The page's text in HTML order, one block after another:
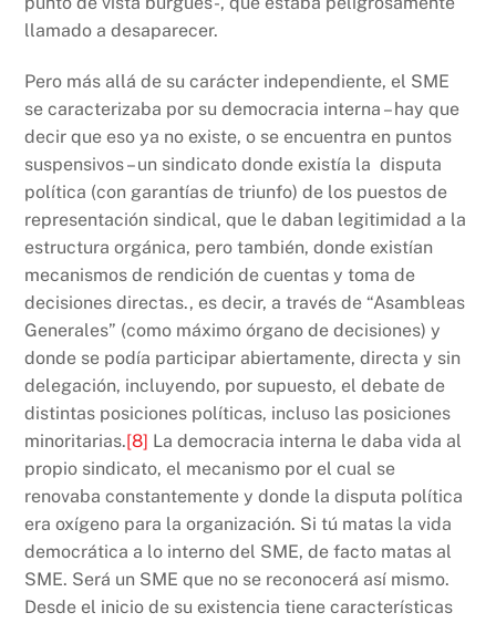
llamado a desaparecer.
Pero más allá de su carácter independiente, el SME
se caracterizaba por su democracia interna – hay que
decir que eso ya no existe, o se encuentra en puntos
suspensivos – un sindicato donde existía la disputa
política (con garantías de triunfo) de los puestos de
representación sindical, que le daban legitimidad a la
estructura orgánica, pero también, donde existían
mecanismos de rendición de cuentas y toma de
decisiones directas., es decir, a través de “Asambleas
Generales” (como máximo órgano de decisiones) y
donde se podía participar abiertamente, directa y sin
delegación, incluyendo, por supuesto, el debate de
distintas posiciones políticas, incluso las posiciones
minoritarias.[8] La democracia interna le daba vida al
propio sindicato, el mecanismo por el cual se
renovaba constantemente y donde la disputa política
era oxígeno para la organización. Si tú matas la vida
democrática a lo interno del SME, de facto matas al
SME. Será un SME que no se reconocerá así mismo.
Desde el inicio de su existencia tiene características